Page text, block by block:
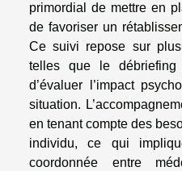
primordial de mettre en
de favoriser un
Ce suivi repose sur
telles que le débriefing
d’évaluer l’impact
situation.
en tenant compte des
individu, ce qui
coordonnée entre